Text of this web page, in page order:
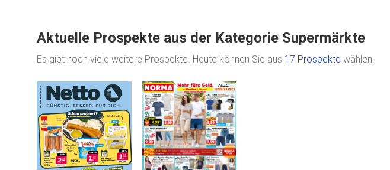
Aktuelle Prospekte aus der Kategorie Supermärkte
Es gibt noch viele weitere Prospekte. Heute können Sie aus 17 Prospekte wählen.